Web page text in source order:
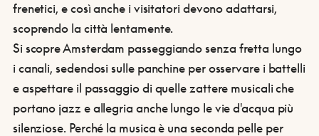
frenetici, e così anche i visitatori devono adattarsi,
scoprendo la città lentamente.
Si scopre Amsterdam passeggiando senza fretta lungo
i canali, sedendosi sulle panchine per osservare i battelli
e aspettare il passaggio di quelle zattere musicali che
portano jazz e allegria anche lungo le vie d'acqua più
silenziose. Perché la musica è una seconda pelle per